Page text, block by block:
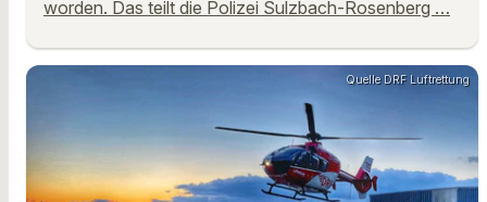
worden. Das teilt die Polizei Sulzbach-Rosenberg …
Quelle DRF Luftrettung